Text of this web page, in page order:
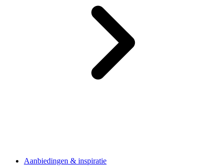
Aanbiedingen & inspiratie